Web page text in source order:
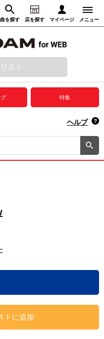
曲を探す 店を探す マイページ メニュー
録音からさがす
キングなど
チェック！
スト
グ 特集
ヘルプ
トに追加